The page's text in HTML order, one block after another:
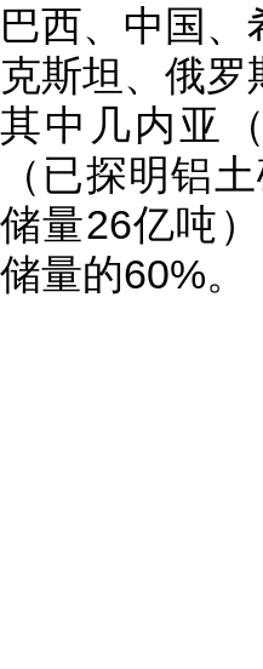
巴西、中国
克斯坦、俄
其中几内亚
（已探明铝
储量26亿吨
储量的60%。